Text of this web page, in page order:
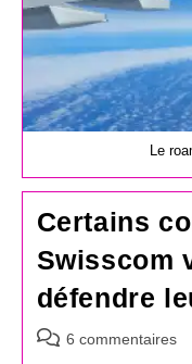
Le
Certains
Swisscom
défendre
Commentaires
6 commentaires